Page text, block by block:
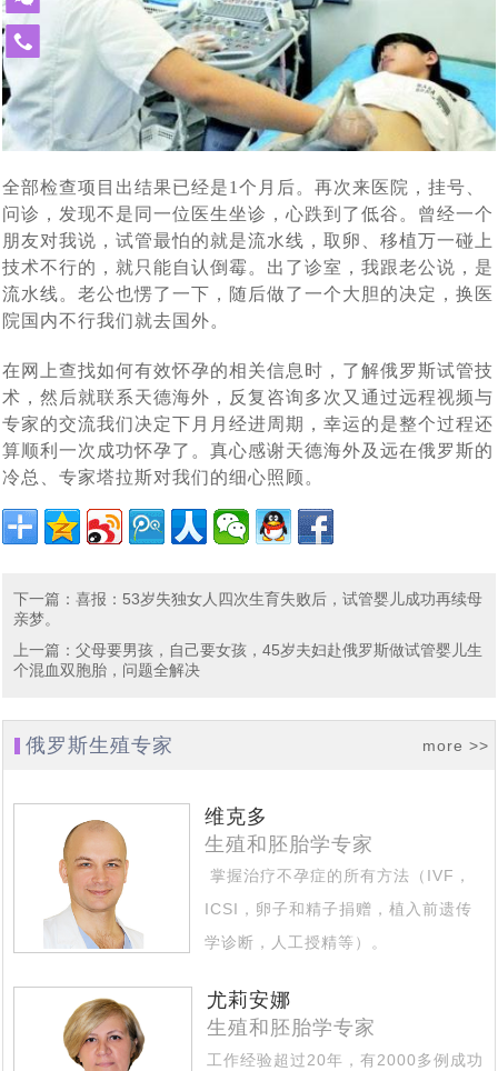
挑代妈，我帮你看卵妹 [2023-11-17]
2023年中俄两国在加强经济贸易合作，同时还在医疗方面
签署医学领域合作意向书 [2023-11-02]
2023年11月10日正式落实中哈免签政策，为中国有赴海
外试管婴儿助孕需求的朋友带来福音 [2023-10-24]
43年杨女士今天进入试管婴儿周期，出现下腹部中度疼痛
的现象，生殖医生介绍说正常现象 [2023-10-09]
43年北京职场达人执着生育，带着父母一家三口二次赴俄
中国单身女性赴俄罗斯做试管婴儿单身求子：可以不要老
公，孩子得要一个 [2023-09-06]
做试管婴儿给我们带来了什么?45岁失独妈妈做俄罗斯试
管婴儿终好孕 [2023-07-12]
从千分之五到79.3%的活产率，俄罗斯第三代试管婴儿科
技助力实现双胞胎梦想 [2023-07-07]
我国已有100多万个“失独”家庭，俄罗斯代孕与试管婴儿合
力助孕生子抚慰失独之家 [2023-06-29]
格鲁吉亚格鲁吉亚总理提出禁止给外国人代孕，试管婴儿
北京姚女士夫妇带父赴俄罗斯做试管婴儿，一起见证解冻
3年前冻卵，冻卵16颗，解冻15颗，成功配成12颗 [2023-
06-13]
2023全球生育率均趋持续下跌态势，新的生育方式崛起
——试管婴儿与第三方代怀助您成功抱娃！ [2023-06-07]
改变命运！AMH仅为0.18的卵巢早衰女性，在俄罗斯试管
婴儿成功怀孕！ [2023-06-06]
北京31岁男子赴莫斯科做试管婴儿考察，俄罗斯代孕助孕
机结构提供全方位支持与协助 [2023-06-01]
该考虑了，独生子女的养老焦虑问题即将来临，现在赴俄
罗斯试管婴儿生个二胎三胎还来得及 [2023-05-29]
单身女士想先赴俄罗斯试管婴儿取卵，承诺自己三年内如
[2023-05-22]
53岁绝经女性，如何逆袭自行生育_未婚单身大龄女性能
夫国家妇产围产医学研究中如何科学监管冻卵/胚
04-18]
单身大龄女性做试管婴儿求子历程与养娃生活写照分享
[2023-03-30]
中国朋友选择赴俄罗斯试管婴儿生子，为什么成功抱娃有
美国夫妇也来俄罗斯代怀求子，没有人和钱过意不去，俄
借精生子，不失为一个好选择，您有想过赴俄罗斯做试管
罗斯第三代试管婴儿如何阻断基因遗传 [2023-02-11]
赴俄罗斯试管婴儿，您最“怕”什么_常见顾虑全解
[2023-02-01]
“一女子怀孕12个月未分娩”原因何在_俄罗斯试管婴儿专家
专业解答 [2023-01-13]
46岁女会计师赴俄罗斯试管婴儿求子自怀成功，她本想来
莫斯科找代妈给自己生孩子，最终却自己给自己当上了“代
“试管婴儿”真的很容易超重吗，俄罗斯遗传学家在实验室
[2022-11-07]
因为对出国就医的前途未知与畏惧，选择国内地下DY，真
的又省钱又省事吗？
简单实用的俄罗斯dy全攻略_风险规避指南
全部检查项目出结果已经是1个月后。再次来医院，挂号、
问诊，发现不是同一位医生坐诊，心跌到了低谷。曾经一个
朋友对我说，试管最怕的就是流水线，取卵、移植万一碰上
技术不行的，就只能自认倒霉。出了诊室，我跟老公说，是
流水线。老公也愣了一下，随后做了一个大胆的决定，换医
院国内不行我们就去国外。
在网上查找如何有效怀孕的相关信息时，了解俄罗斯试管技
术，然后就联系天德海外，反复咨询多次又通过远程视频与
专家的交流我们决定下月月经进周期，幸运的是整个过程还
算顺利一次成功怀孕了。真心感谢天德海外及远在俄罗斯的
冷总、专家塔拉斯对我们的细心照顾。
下一篇 ：喜报：53岁失独女人四次生育失败后，试管婴儿成功再续母
亲梦。
上一篇 ：父母要男孩，自己要女孩，45岁夫妇赴俄罗斯做试管婴儿生
个混血双胞胎，问题全解决
俄罗斯生殖专家 more >>
维克多
生殖和胚胎学专家
掌握治疗不孕症的所有方法（IVF，
ICSI，卵子和精子捐赠，植入前遗传
学诊断，人工授精等）。
杂情况... [ 更多 ]
尤莉安娜
生殖和胚胎学专家
工作经验超过20年，有2000多例成功
免
费
线
400-
900-
3185